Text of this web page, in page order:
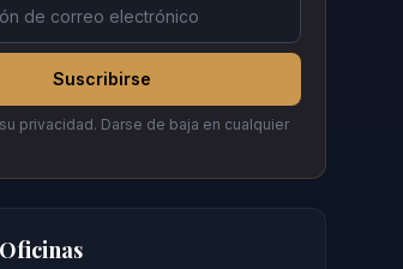
Suscribirse
privacidad. Darse de baja en cualquier